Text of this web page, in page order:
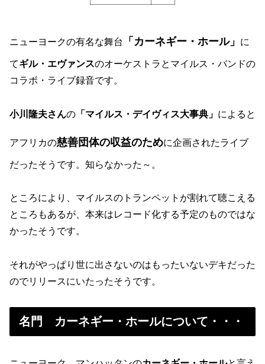
ニューヨークの有名な舞台 「カーネギー・ホール」 に
てギル・エヴァンスのオーケストラとマイルス・バンドの
コラボ・ライブ録音です。
小川隆夫さんの 「マイルス・デイヴィス大事典」 によると
アフリカの慈善団体の収益のために企画されたライブ
だったそうです。知らなかった～。
ところにより、マイルスのトランペットが割れて聴こえる
ところもあるが、本来はレコード化する予定のものではな
かったそうです。
それがやっぱり世に出さないのはもったいないデキだった
のでリリースにいたったそうです。
名門 カーネギー・ホールについて・・・